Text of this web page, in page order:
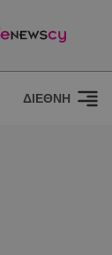
ΔΙΕΘΝΗ